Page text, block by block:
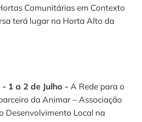
Comunitárias em Contexto
terá lugar na Horta Alto da
1 a 2 de Julho - A Rede para o
da Animar – Associação
Desenvolvimento Local na